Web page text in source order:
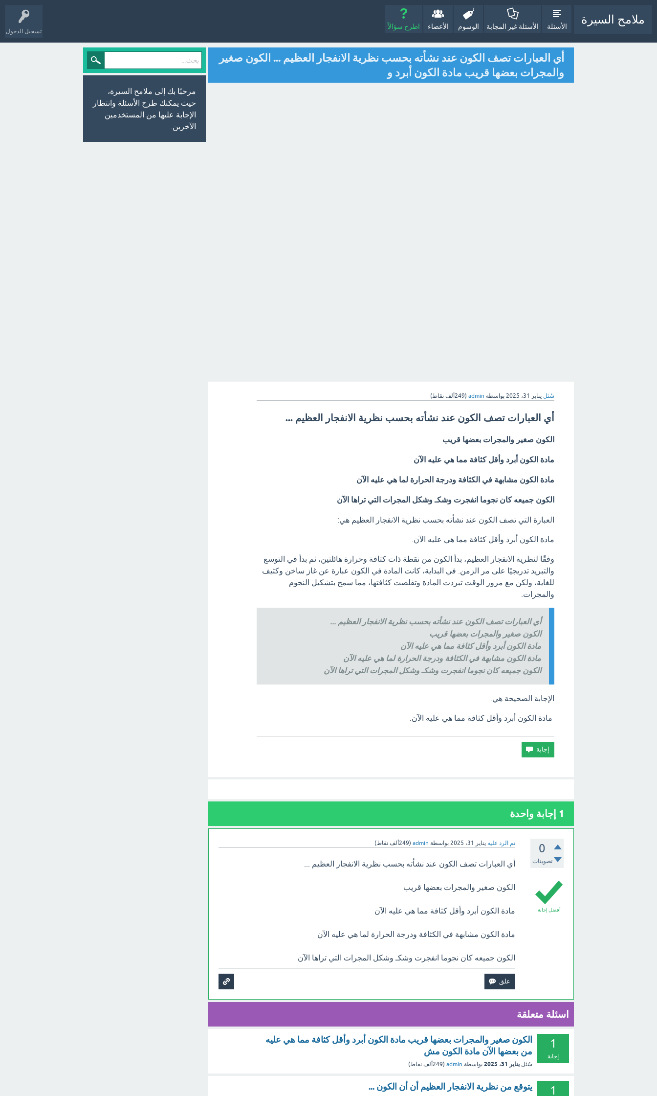
تسجيل الدخول
ملامح السيرة
الأسئلة الأسئلة غير المجابة الوسوم الأعضاء اطرح سؤالاً
أي العبارات تصف الكون عند نشأته بحسب نظرية الانفجار العظيم ... الكون صغير
والمجرات بعضها قريب مادة الكون أبرد و
سُئل يناير 31، 2025 بواسطة admin
(249ألف نقاط)
أي العبارات تصف الكون عند نشأته بحسب نظرية الانفجار العظيم ...
الكون صغير والمجرات بعضها قريب
مادة الكون أبرد وأقل كثافة مما هي عليه الآن
مادة الكون مشابهة في الكثافة ودرجة الحرارة لما هي عليه الآن
الكون جميعه كان نجوما انفجرت وشكـ وشكل المجرات التي تراها الآن
العبارة التي تصف الكون عند نشأته بحسب نظرية الانفجار العظيم هي:
مادة الكون أبرد وأقل كثافة مما هي عليه الآن.
وفقًا لنظرية الانفجار العظيم، بدأ الكون من نقطة ذات كثافة وحرارة هائلتين، ثم بدأ في التوسع
والتبريد تدريجيًا على مر الزمن. في البداية، كانت المادة في الكون عبارة عن غاز ساخن وكثيف
للغاية، ولكن مع مرور الوقت تبردت المادة وتقلصت كثافتها، مما سمح بتشكيل النجوم
والمجرات.
أي العبارات تصف الكون عند نشأته بحسب نظرية الانفجار العظيم ...
الكون صغير والمجرات بعضها قريب
مادة الكون أبرد وأقل كثافة مما هي عليه الآن
مادة الكون مشابهة في الكثافة ودرجة الحرارة لما هي عليه الآن
الكون جميعه كان نجوما انفجرت وشكـ وشكل المجرات التي تراها الآن
الإجابة الصحيحة هي:
مادة الكون أبرد وأقل كثافة مما هي عليه الآن.
1 إجابة واحدة
0
تصويتات
تم الرد عليه يناير 31، 2025 بواسطة admin
(249ألف نقاط)
أفضل إجابة
أي العبارات تصف الكون عند نشأته بحسب نظرية الانفجار العظيم ...
الكون صغير والمجرات بعضها قريب
مادة الكون أبرد وأقل كثافة مما هي عليه الآن
مادة الكون مشابهة في الكثافة ودرجة الحرارة لما هي عليه الآن
الكون جميعه كان نجوما انفجرت وشكـ وشكل المجرات التي تراها الآن
اسئلة متعلقة
1
إجابة
الكون صغير والمجرات بعضها قريب مادة الكون أبرد وأقل كثافة مما هي عليه
من بعضها الآن مادة الكون مش
سُئل يناير 31، 2025 بواسطة admin
(249ألف نقاط)
1 يتوقع من نظرية الانفجار العظيم أن أن الكون ...
مرحبًا بك إلى ملامح السيرة،
حيث يمكنك طرح الأسئلة وانتظار
الإجابة عليها من المستخدمين
الآخرين.